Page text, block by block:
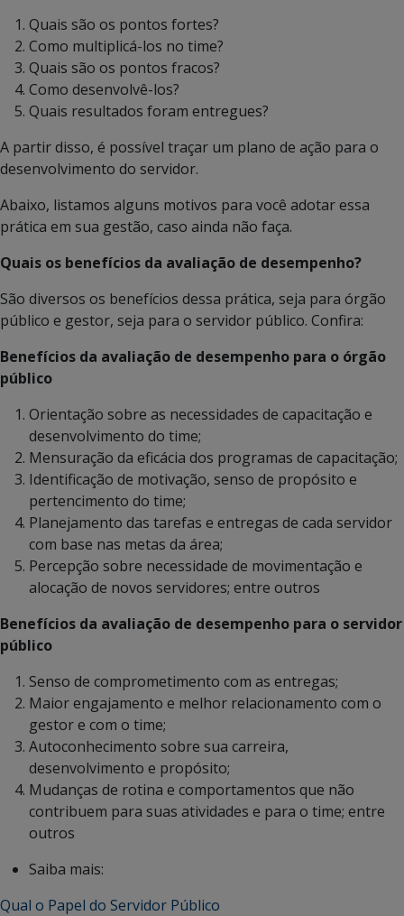
Quais são os pontos fortes?
Como multiplicá-los no time?
Quais são os pontos fracos?
Como desenvolvê-los?
Quais resultados foram entregues?
A partir disso, é possível traçar um plano de ação para o
desenvolvimento do servidor.
Abaixo, listamos alguns motivos para você adotar essa
prática em sua gestão, caso ainda não faça.
Quais os benefícios da avaliação de desempenho?
São diversos os benefícios dessa prática, seja para órgão
público e gestor, seja para o servidor público. Confira:
Benefícios da avaliação de desempenho para o órgão
público
Orientação sobre as necessidades de capacitação e
desenvolvimento do time;
Mensuração da eficácia dos programas de capacitação;
Identificação de motivação, senso de propósito e
pertencimento do time;
Planejamento das tarefas e entregas de cada servidor
com base nas metas da área;
Percepção sobre necessidade de movimentação e
alocação de novos servidores; entre outros
Benefícios da avaliação de desempenho para o servidor
público
Senso de comprometimento com as entregas;
Maior engajamento e melhor relacionamento com o
gestor e com o time;
Autoconhecimento sobre sua carreira,
desenvolvimento e propósito;
Mudanças de rotina e comportamentos que não
contribuem para suas atividades e para o time; entre
outros
Saiba mais:
Qual o Papel do Servidor Público